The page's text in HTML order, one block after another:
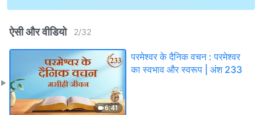
ऐसी और वीडियो 2/32
6:41
परमेश्वर के दैनिक वचन : परमेश्वर
का स्वभाव और स्वरूप | अंश 233